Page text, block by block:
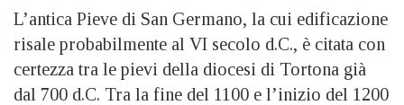
L’antica Pieve di San Germano, la cui edificazione
risale probabilmente al VI secolo d.C., è citata con
certezza tra le pievi della diocesi di Tortona già
dal 700 d.C. Tra la fine del 1100 e l’inizio del 1200